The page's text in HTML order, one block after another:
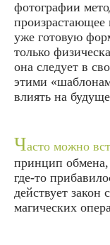
фотографии
произрастающее
уже готовую
только
она следует в
этими
влиять на
Часто можно
принцип обмена,
где-то
действует закон
магических